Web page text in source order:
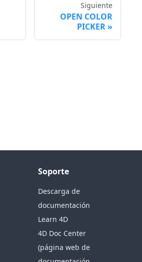
Siguiente
OPEN COLOR
PICKER
Soporte
Descarga de
documentación
Learn 4D
4D Doc Center
(página web de